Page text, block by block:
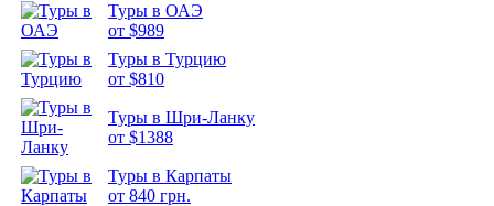
Туры в ОАЭ
от $989
Туры в Турцию
от $810
Туры в Шри-Ланку
от $1388
Туры в Карпаты
от 840 грн.